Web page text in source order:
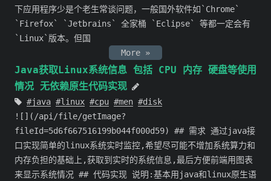
下应用程序少是个老生常谈问题，一般国外软件如`Chrome`
`Firefox` `Jetbrains` 全家桶 `Eclipse` 等都一定会有
`Linux`版本。但国
More »
Java获取Linux系统信息 包括 CPU 内存 硬盘等使用
情况 无依赖原生代码实现
java linux cpu men
disk
![](/api/file/getImage?
fileId=5d6f667516199b044f000d59) ## 需求 通过java接
口实现简单的linux系统实时监控,希望尽可能不增加系统算力和
内存负担的基础上,获取到实时的系统信息,最后方便前端用图表
来显示系统情况 ## 代码实现 说明:基本用java和linux原生语